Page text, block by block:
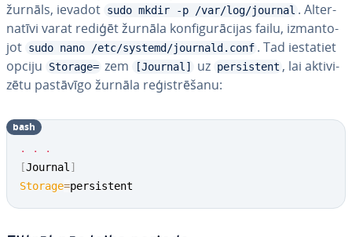
žurnāls, ievadot sudo mkdir -p /var/log/journal . Al­ter­
na­tī­vi varat rediģēt žurnāla kon­fi­gu­rā­ci­jas failu, iz­man­to­
jot sudo nano /etc/systemd/journald.conf . Tad iestatiet
opciju
Storage= zem [Journal] uz persistent , lai ak­ti­vi­
zē­tu pastāvīgo žurnāla re­ģis­trē­ša­nu:
. .
.
[Journal ]
Storage=persistent
bash